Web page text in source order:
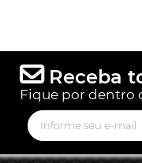
Receba
Fique por dentro